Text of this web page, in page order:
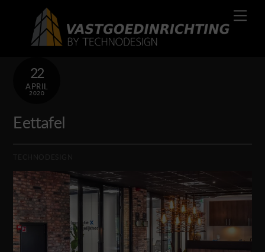
content
22
APRIL
2020
Eettafel